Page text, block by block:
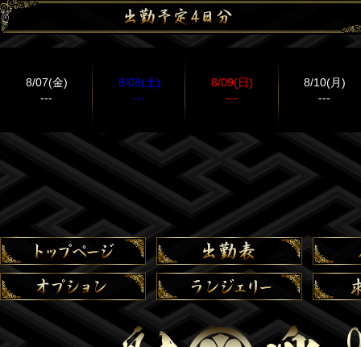
8/07(金)
---
8/08(土)
---
8/09(日)
---
8/10(月)
---